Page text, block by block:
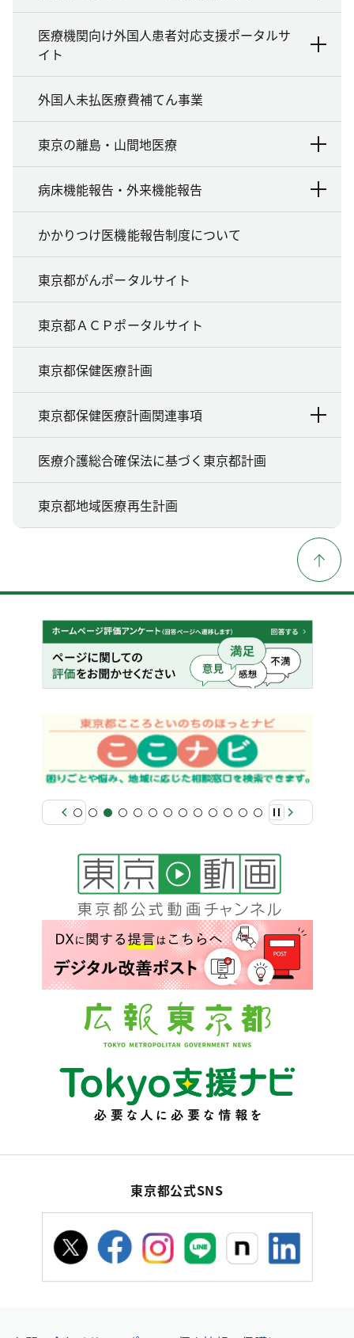
医療機関向け外国人患者対応支援ポータルサ
イト
外国人未払医療費補てん事業
東京の離島・山間地医療
病床機能報告・外来機能報告
かかりつけ医機能報告制度について
東京都がんポータルサイト
東京都ＡＣＰポータルサイト
東京都保健医療計画
東京都保健医療計画関連事項
医療介護総合確保法に基づく東京都計画
東京都地域医療再生計画
東京都公式SNS